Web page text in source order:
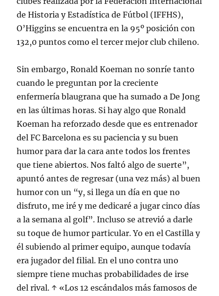
de Historia y Estadística de Fútbol (IFFHS),
O’Higgins se encuentra en la 95º posición con
132,0 puntos como el tercer mejor club chileno.
Sin embargo, Ronald Koeman no sonríe tanto
cuando le preguntan por la creciente
enfermería blaugrana que ha sumado a De Jong
en las últimas horas. Si hay algo que Ronald
Koeman ha reforzado desde que es entrenador
del FC Barcelona es su paciencia y su buen
humor para dar la cara ante todos los frentes
que tiene abiertos. Nos faltó algo de suerte”,
apuntó antes de regresar (una vez más) al buen
humor con un “y, si llega un día en que no
disfruto, me iré y me dedicaré a jugar cinco días
a la semana al golf”. Incluso se atrevió a darle
su toque de humor particular. Yo en el Castilla y
él subiendo al primer equipo, aunque todavía
era jugador del filial. En el uno contra uno
siempre tiene muchas probabilidades de irse
del rival. ↑ «Los 12 escándalos más famosos de